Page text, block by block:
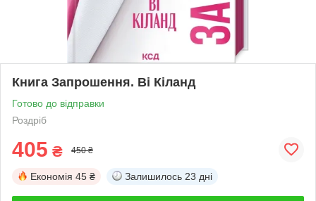
Книга Запрошення. Ві Кіланд
Готово до відправки
Роздріб
405 ₴ 450 ₴
Економія 45 ₴ Залишилось 23 дні